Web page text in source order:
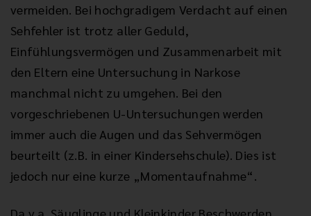
vermeiden. Bei hochgradigem Verdacht auf einen
Sehfehler ist trotz aller Geduld,
Einfühlungsvermögen und Zusammenarbeit mit
den Eltern eine Untersuchung in Narkose
manchmal nicht zu umgehen. Bei den
vorgeschriebenen U-Untersuchungen werden
immer auch die Augen und das Sehvermögen
beurteilt (z.B. in einer Kindersehschule). Dies ist
jedoch nur eine kurze „Momentaufnahme“.
Da v.a. Säuglinge und Kleinkinder Beschwerden